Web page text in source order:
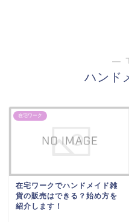
―
ハンド
在宅ワーク
在宅ワークでハンドメイド雑
貨の販売はできる？始め方を
紹介します！